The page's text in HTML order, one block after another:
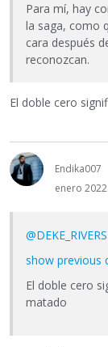
Para mí, hay
la saga, como
cara después
reconozcan.
El doble cero
Endika007
enero 2022
@DEKE_RIVERS
show previous
El doble cero
matado